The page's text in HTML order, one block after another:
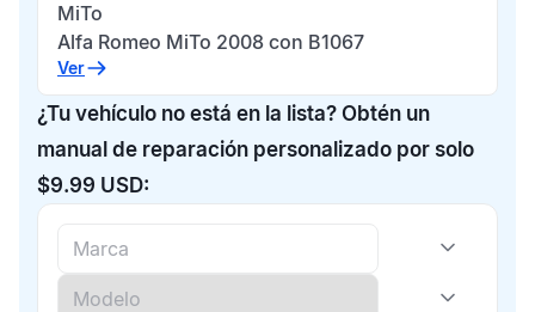
MiTo
Alfa Romeo MiTo 2008 con B1067
Ver
¿Tu vehículo no está en la lista? Obtén un
manual de reparación personalizado por solo
$9.99 USD: